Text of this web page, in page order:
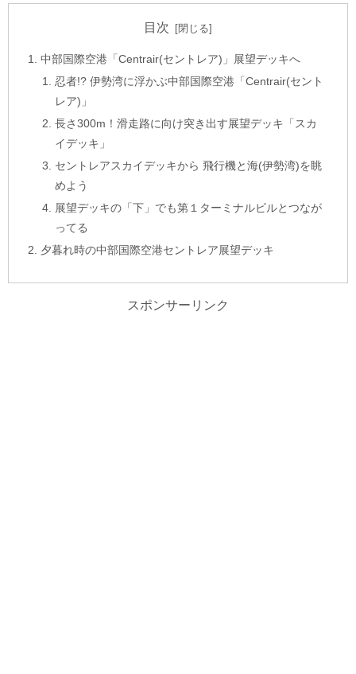
目次
中部国際空港「Centrair(セントレア)」展望デッキへ
忍者!? 伊勢湾に浮かぶ中部国際空港「Centrair(セント
レア)」
長さ300m！滑走路に向け突き出す展望デッキ「スカ
イデッキ」
セントレアスカイデッキから 飛行機と海(伊勢湾)を眺
めよう
展望デッキの「下」でも第１ターミナルビルとつなが
ってる
夕暮れ時の中部国際空港セントレア展望デッキ
スポンサーリンク